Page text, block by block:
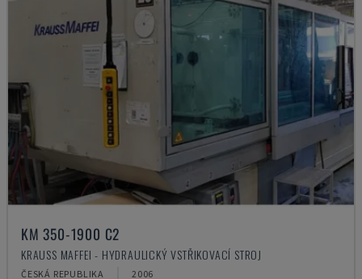
KM 350-1900 C2
KRAUSS MAFFEI - HYDRAULICKÝ VSTŘIKOVACÍ STROJ
ČESKÁ REPUBLIKA 2006